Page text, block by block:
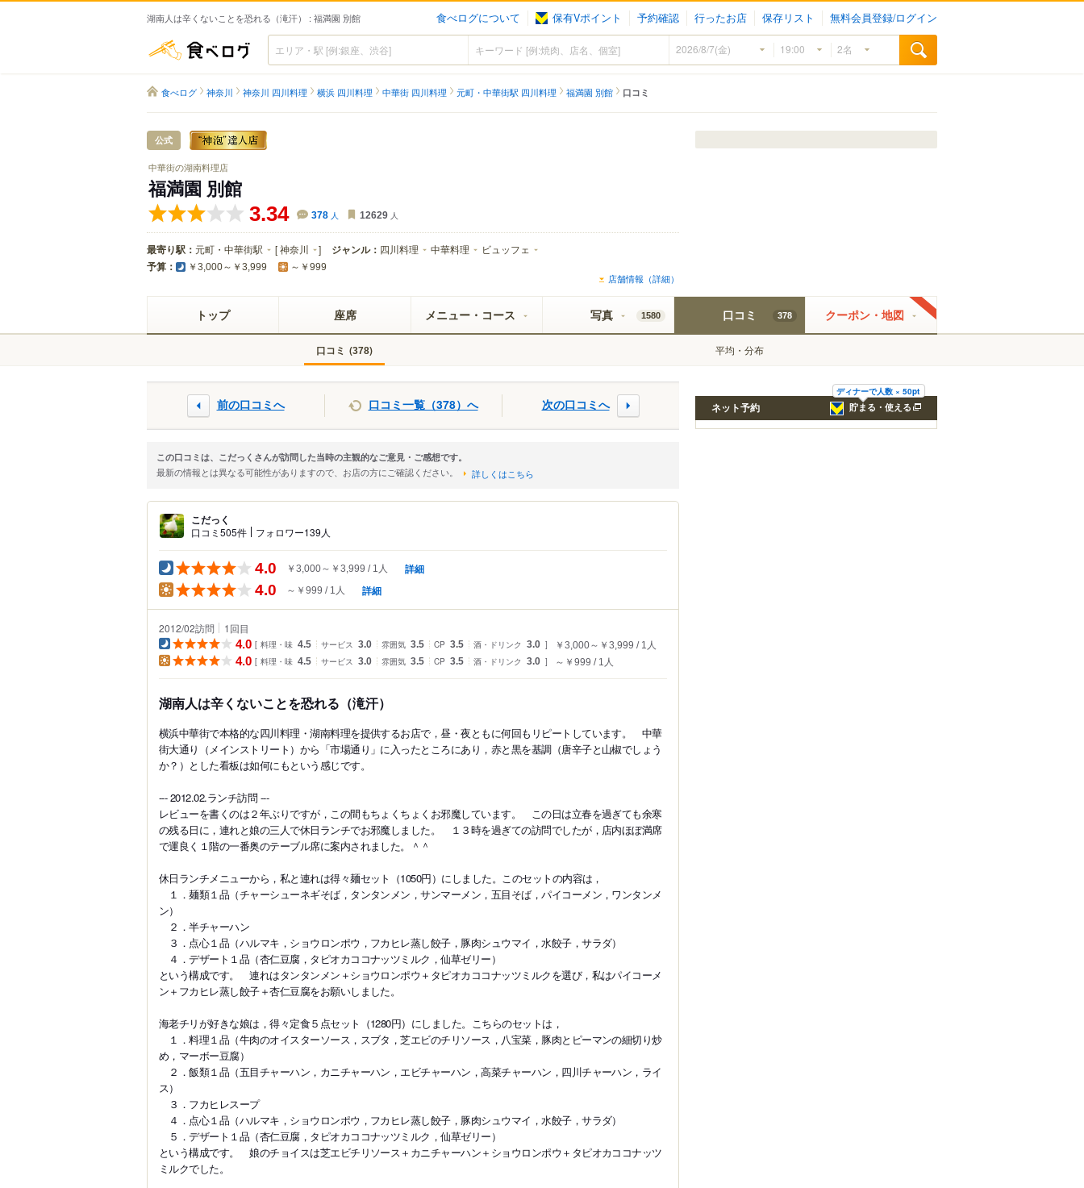
湖南人は辛くないことを恐れる（滝汗） : 福満園 別館 食べログについて 保有Vポイント 予約確認 行ったお店 保存リスト 無料会員登録/ログイン
食べログ
食べログ 神奈川 神奈川 四川料理 横浜 四川料理 中華街 四川料理 元町・中華街駅 四川料理 福満園 別館 口コミ
公式
中華街の湖南料理店
福満園 別館
3.34 378 人 12629 人
最寄り駅： 元町・中華街駅 [神奈川 ] ジャンル： 四川料理 中華料理 ビュッフェ
予算： ￥3,000～￥3,999 ～￥999
店舗情報（詳細）
トップ 座席 メニュー・コース 写真 1580 口コミ 378
口コミ (378) 平均・分布
クーポン・地図
前の口コミへ 口コミ一覧（378）へ 次の口コミへ
この口コミは、こだっくさんが訪問した当時の主観的なご意見・ご感想です。
最新の情報とは異なる可能性がありますので、お店の方にご確認ください。 詳しくはこちら
こだっく
口コミ505件 フォロワー139人
4.0 ￥3,000～￥3,999 1人 詳細
4.0 ～￥999 1人 詳細
2012/02訪問 1回目
4.0
料理・味 4.5 サービス 3.0 雰囲気 3.5 CP 3.5 酒・ドリンク 3.0 ￥3,000～￥3,999 1人
4.0 料理・味 4.5 サービス 3.0 雰囲気 3.5 CP 3.5 酒・ドリンク 3.0 ～￥999 1人
湖南人は辛くないことを恐れる（滝汗）
横浜中華街で本格的な四川料理・湖南料理を提供するお店で，昼・夜ともに何回もリピートしています。 中華
街大通り（メインストリート）から「市場通り」に入ったところにあり，赤と黒を基調（唐辛子と山椒でしょう
か？）とした看板は如何にもという感じです。
--- 2012.02.ランチ訪問 ---
レビューを書くのは２年ぶりですが，この間もちょくちょくお邪魔しています。 この日は立春を過ぎても余寒
の残る日に，連れと娘の三人で休日ランチでお邪魔しました。 １３時を過ぎての訪問でしたが，店内ほぼ満席
で運良く１階の一番奥のテーブル席に案内されました。＾＾
休日ランチメニューから，私と連れは得々麺セット（1050円）にしました。このセットの内容は，
１．麺類１品（チャーシューネギそば，タンタンメン，サンマーメン，五目そば，パイコーメン，ワンタンメ
ン）
２．半チャーハン
３．点心１品（ハルマキ，ショウロンポウ，フカヒレ蒸し餃子，豚肉シュウマイ，水餃子，サラダ）
４．デザート１品（杏仁豆腐，タピオカココナッツミルク，仙草ゼリー）
という構成です。 連れはタンタンメン＋ショウロンポウ＋タピオカココナッツミルクを選び，私はパイコーメ
ン＋フカヒレ蒸し餃子＋杏仁豆腐をお願いしました。
海老チリが好きな娘は，得々定食５点セット（1280円）にしました。こちらのセットは，
１．料理１品（牛肉のオイスターソース，スブタ，芝エビのチリソース，八宝菜，豚肉とピーマンの細切り炒
め，マーボー豆腐）
２．飯類１品（五目チャーハン，カニチャーハン，エビチャーハン，高菜チャーハン，四川チャーハン，ライ
ス）
３．フカヒレスープ
４．点心１品（ハルマキ，ショウロンポウ，フカヒレ蒸し餃子，豚肉シュウマイ，水餃子，サラダ）
５．デザート１品（杏仁豆腐，タピオカココナッツミルク，仙草ゼリー）
という構成です。 娘のチョイスは芝エビチリソース＋カニチャーハン＋ショウロンポウ＋タピオカココナッツ
ミルクでした。
ディナーで人数 × 50pt
貯まる・使える
ネット予約